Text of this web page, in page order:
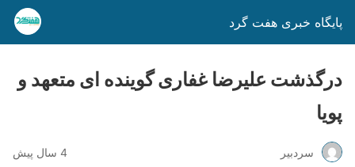
پایگاه خبری هفت گرد
درگذشت علیرضا غفاری گوینده ای متعهد و
پویا
سردبیر 4 سال پیش